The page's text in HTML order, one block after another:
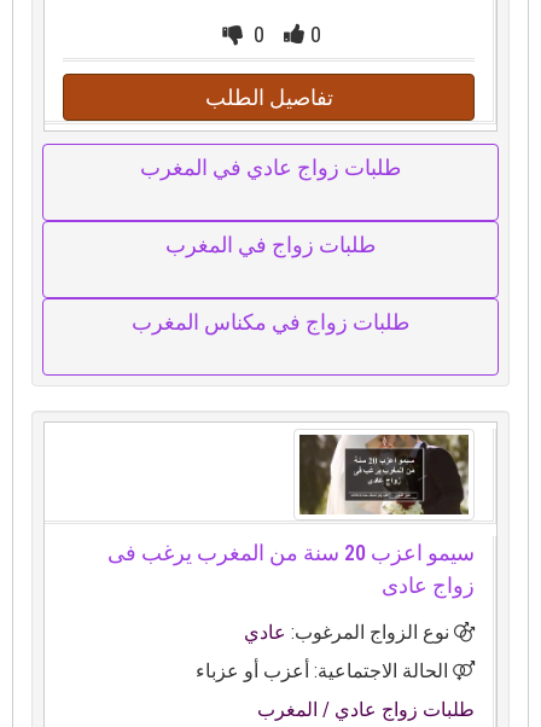
0
0
تفاصيل الطلب
طلبات زواج عادي في المغرب
طلبات زواج في المغرب
طلبات زواج في مكناس المغرب
سيمو اعزب 20 سنة من المغرب يرغب فى
زواج عادى
نوع الزواج المرغوب:عادي
الحالة الاجتماعية: أعزب أو عزباء
طلبات زواج عادي/ المغرب